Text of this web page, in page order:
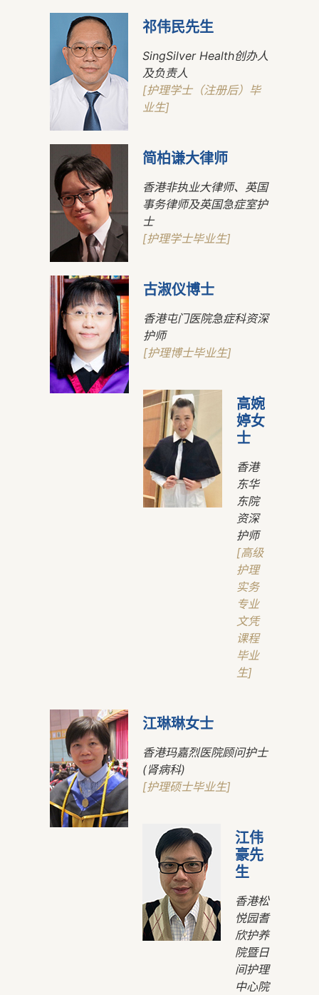
祁伟民先生
SingSilver Health创办人
及负责人
[护理学士（注册后）毕
业生]
简柏谦大律师
香港非执业大律师、英国
事务律师及英国急症室护
士
[护理学士毕业生]
古淑仪博士
香港屯门医院急症科资深
护师
[护理博士毕业生]
高婉
婷女
士
香港
东华
东院
资深
护师
[高级
护理
实务
专业
文凭
课程
毕业
生]
江琳琳女士
香港玛嘉烈医院顾问护士
(肾病科)
[护理硕士毕业生]
江伟
豪先
生
香港松
悦园耆
欣护养
院暨日
间护理
中心院